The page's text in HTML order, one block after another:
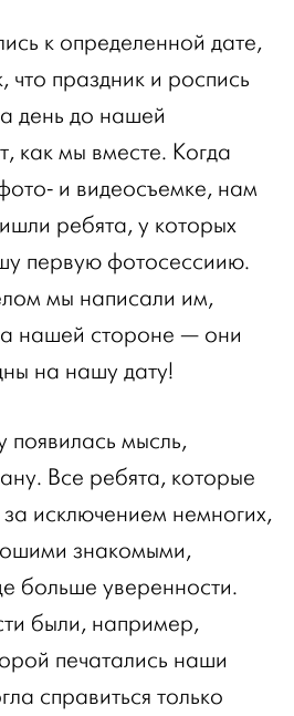
к определенной дате,
что праздник и роспись
день до нашей
как мы вместе. Когда
и видеосъемке, нам
ребята, у которых
первую фотосессиию.
мы написали им,
нашей стороне — они
на нашу дату!
появилась мысль,
Все ребята, которые
исключением немногих,
знакомыми,
больше уверенности.
были, например,
печатались наши
справиться только